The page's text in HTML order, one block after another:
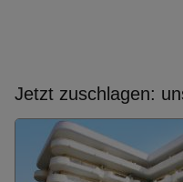
Jetzt zuschlagen: